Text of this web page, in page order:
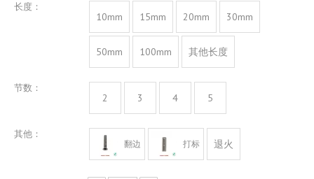
长度：
10mm 15mm 20mm 30mm
50mm 100mm 其他长度
节数：
2 3 4 5
其他：
翻边 打标 退火